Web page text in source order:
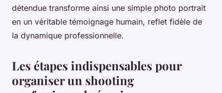
détendue transforme ainsi une simple photo portrait
en un véritable témoignage humain, reflet fidèle de
la dynamique professionnelle.
Les étapes indispensables pour
organiser un shooting